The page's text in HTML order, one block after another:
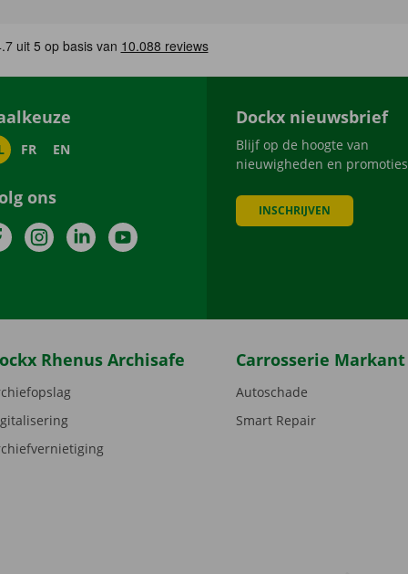
FR EN
ons
FacebookInstagramLinkedInYouTube
Dockx nieuwsbrief
Blijf op de hoogte van
nieuwigheden en promoties
INSCHRIJVEN
Rhenus Archisafe Carrosserie Markant
Autoschade
Smart Repair